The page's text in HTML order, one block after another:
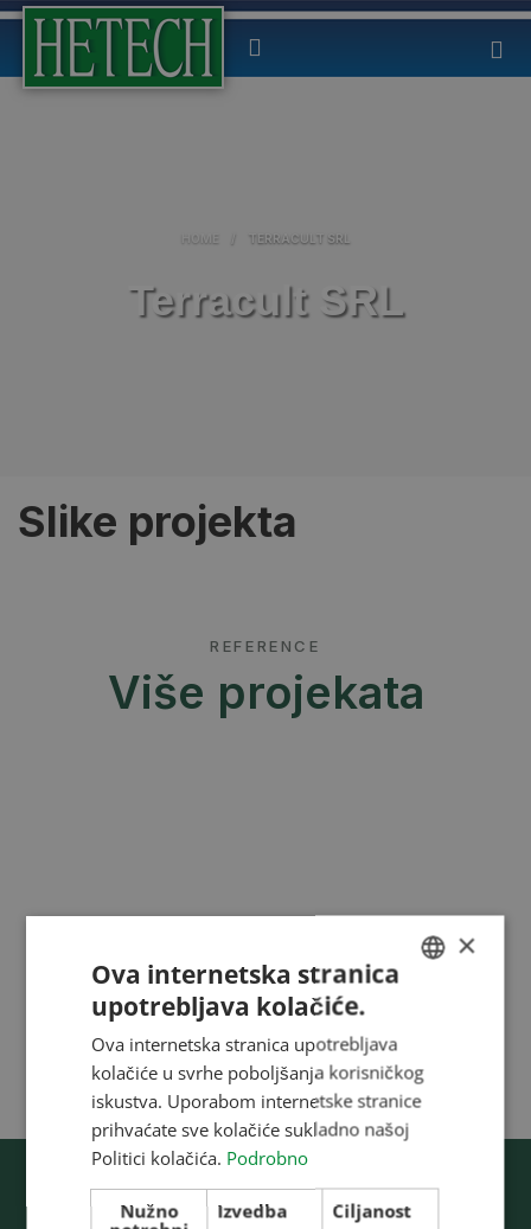
HOME / TERRACULT SRL
Terracult SRL
Slike projekta
REFERENCE
Više projekata
ENGLISH
ROMANIAN
CROATIAN
×
Ova internetska stranica
upotrebljava kolačiće.
Ova internetska stranica upotrebljava
kolačiće u svrhe poboljšanja korisničkog
iskustva. Uporabom internetske stranice
prihvaćate sve kolačiće sukladno našoj
Politici kolačića. Podrobno
Nužno
Izvedba Ciljanost